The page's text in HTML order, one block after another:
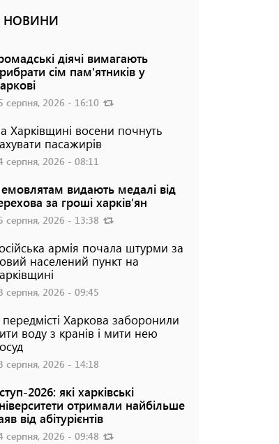
НОВИНИ
діячі вимагають
сім пам'ятників у
серпня, 2026 - 16:10
Харківщині восени почнуть
пасажирів
серпня, 2026 - 08:11
видають медалі від
за гроші харків'ян
серпня, 2026 - 13:38
армія почала штурми за
населений пункт на
серпня, 2026 - 09:45
Харкова заборонили
воду з кранів і мити нею
серпня, 2026 - 14:18
2026: які харківські
отримали найбільше
від абітурієнтів
серпня, 2026 - 09:48